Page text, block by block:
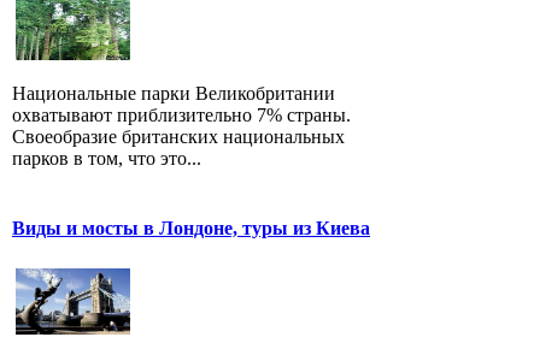
Национальные парки Великобритании
охватывают приблизительно 7% страны.
Своеобразие британских национальных
парков в том, что это...
Виды и мосты в Лондоне, туры из Киева